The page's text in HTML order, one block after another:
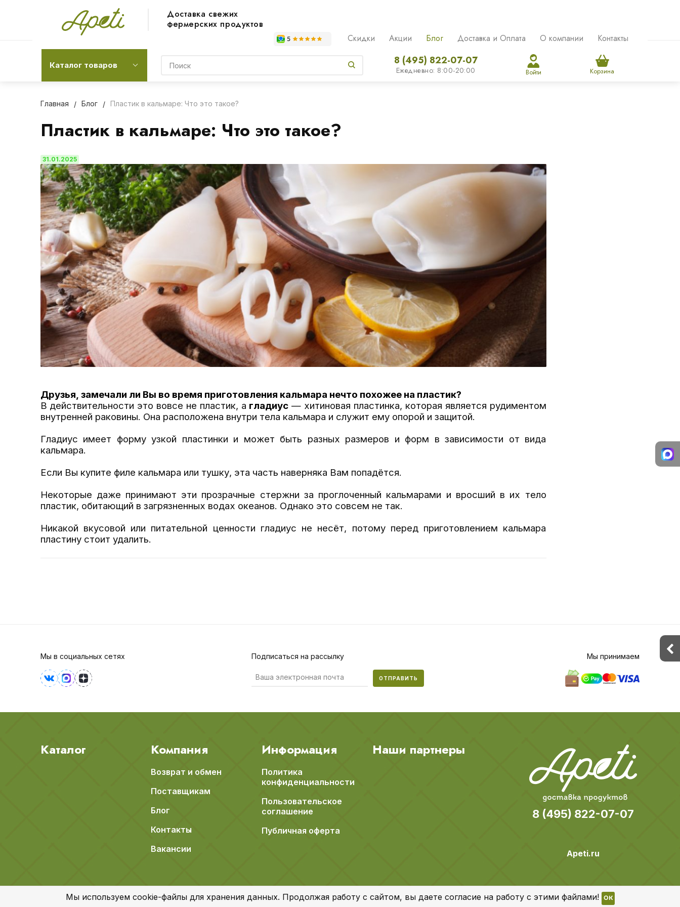
Доставка свежих
фермерских продуктов
Скидки Акции Блог Доставка и Оплата О компании Контакты
Каталог товаров 8 (495) 822-07-07
Ежедневно: 8:00-20:00 Войти Корзина
Главная Блог Пластик в кальмаре: Что это такое?
Пластик в кальмаре: Что это такое?
31.01.2025
Друзья, замечали ли Вы во время приготовления кальмара нечто похожее на пластик?
В действительности это вовсе не пластик, а гладиус — хитиновая пластинка, которая является рудиментом
внутренней раковины. Она расположена внутри тела кальмара и служит ему опорой и защитой.
Гладиус имеет форму узкой пластинки и может быть разных размеров и форм в зависимости от вида
кальмара.
Если Вы купите филе кальмара или тушку, эта часть наверняка Вам попадётся.
Некоторые даже принимают эти прозрачные стержни за проглоченный кальмарами и вросший в их тело
пластик, обитающий в загрязненных водах океанов. Однако это совсем не так.
Никакой вкусовой или питательной ценности гладиус не несёт, потому перед приготовлением кальмара
пластину стоит удалить.
Мы в социальных сетях Подписаться на рассылку
ОТПРАВИТЬ
Мы принимаем
Каталог Компания
Возврат и обмен
Поставщикам
Блог
Контакты
Вакансии
Информация
Политика
конфиденциальности
Пользовательское
соглашение
Публичная оферта
Наши партнеры
8 (495) 822-07-07
Apeti.ru
Мы используем cookie-файлы для хранения данных. Продолжая работу с сайтом, вы даете согласие на работу с этими файлами! OK